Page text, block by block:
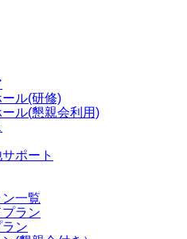
ル(研修)
ル(懇親会利用)
ポート
一覧
ラン
ン